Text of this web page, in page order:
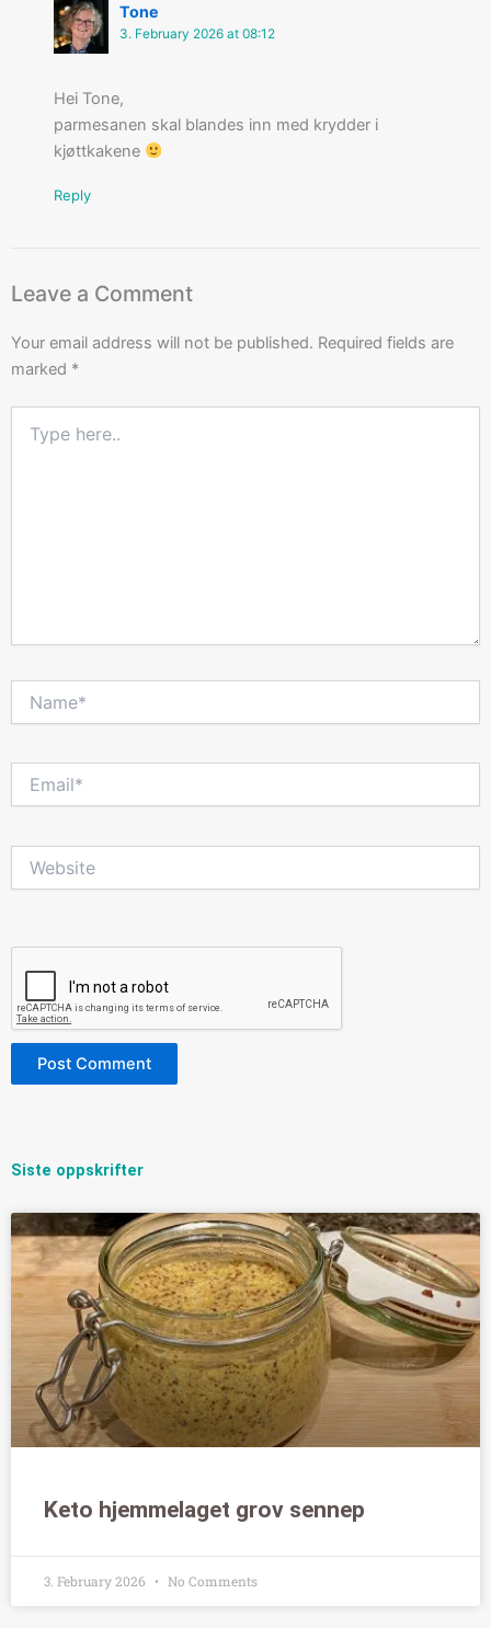
Tone
3. February 2026 at 08:12
Hei Tone,
parmesanen skal blandes inn med krydder i
kjøttkakene
Reply
Leave a Comment
Your email address will not be published. Required fields are
marked *
here..
Siste oppskrifter
Keto hjemmelaget grov sennep
3. February 2026 No Comments